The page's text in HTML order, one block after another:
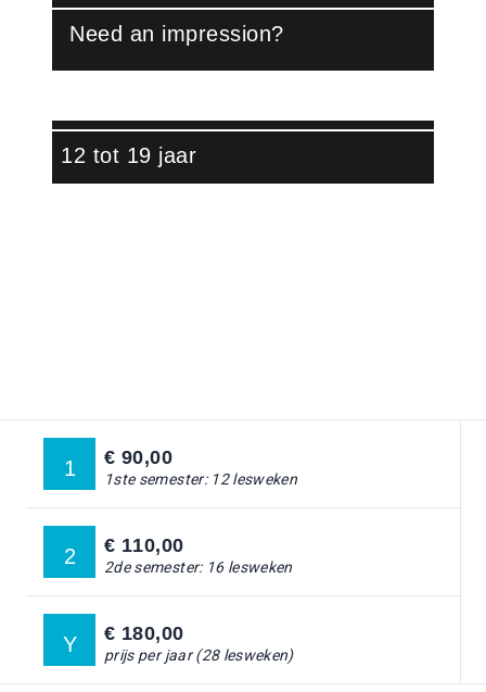
Need an impression?
Lees meer over Watch video
12 tot 19 jaar
1 € 90,00
1ste semester: 12 lesweken
2 € 110,00
2de semester: 16 lesweken
Y € 180,00
prijs per jaar (28 lesweken)